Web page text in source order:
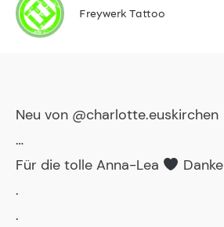
Freywerk Tattoo
Neu von @charlotte.euskirchen
…
Für die tolle Anna-Lea
Danke
.
.